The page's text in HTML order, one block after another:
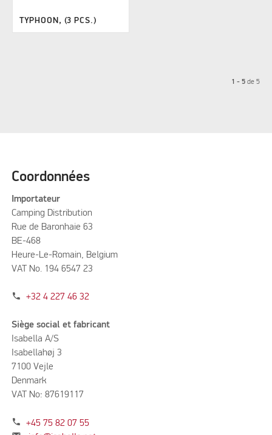
TYPHOON, (3 PCS.)
1 - 5 de5
Coordonnées
Importateur
Camping Distribution
Rue de Baronhaie 63
BE-468
Heure-Le-Romain, Belgium
VAT No. 194 6547 23
phone +32 4 227 46 32
Siège social et fabricant
Isabella A/S
Isabellahøj 3
7100 Vejle
Denmark
VAT No: 87619117
phone +45 75 82 07 55